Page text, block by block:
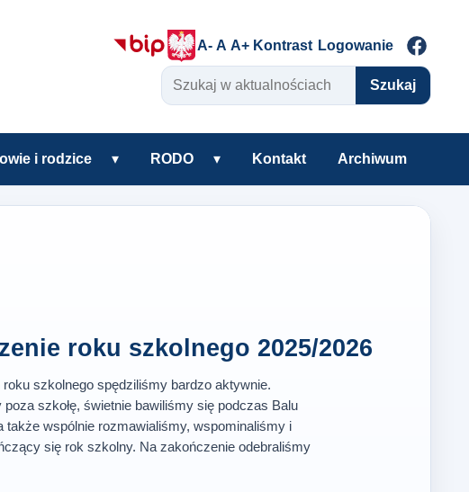
A- A A+ Kontrast Logowanie
Szukaj w aktualnościach
Szukaj
Stowarzyszenie
i rodzice ▾
Rozwiń podmenu Uczniowie i rodzice
RODO ▾
Rozwiń podmenu RODO
Kontakt Archiwum
roku szkolnego 2025/2026
szkolnego spędziliśmy bardzo aktywnie.
szkołę, świetnie bawiliśmy się podczas Balu
także wspólnie rozmawialiśmy, wspominaliśmy i
się rok szkolny. Na zakończenie odebraliśmy